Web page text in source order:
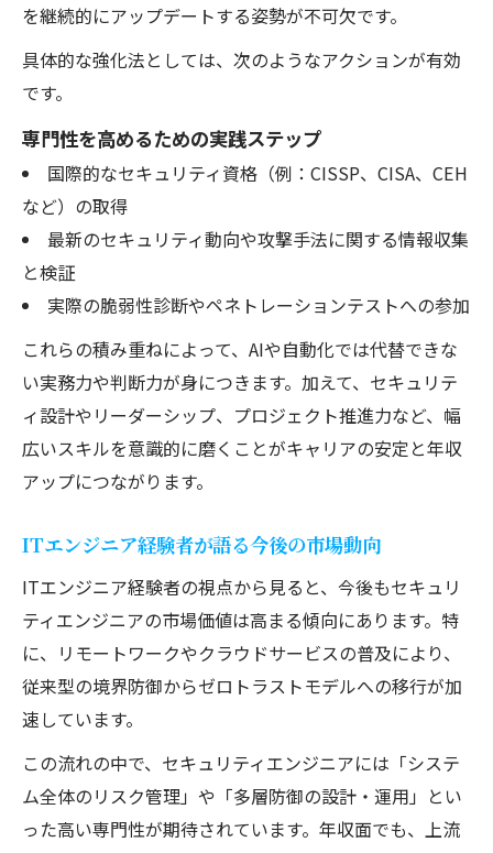
を継続的にアップデートする姿勢が不可欠です。
具体的な強化法としては、次のようなアクションが有効
です。
専門性を高めるための実践ステップ
国際的なセキュリティ資格（例：CISSP、CISA、CEH
など）の取得
最新のセキュリティ動向や攻撃手法に関する情報収集
と検証
実際の脆弱性診断やペネトレーションテストへの参加
これらの積み重ねによって、AIや自動化では代替できな
い実務力や判断力が身につきます。加えて、セキュリテ
ィ設計やリーダーシップ、プロジェクト推進力など、幅
広いスキルを意識的に磨くことがキャリアの安定と年収
アップにつながります。
ITエンジニア経験者が語る今後の市場動向
ITエンジニア経験者の視点から見ると、今後もセキュリ
ティエンジニアの市場価値は高まる傾向にあります。特
に、リモートワークやクラウドサービスの普及により、
従来型の境界防御からゼロトラストモデルへの移行が加
速しています。
この流れの中で、セキュリティエンジニアには「システ
ム全体のリスク管理」や「多層防御の設計・運用」とい
った高い専門性が期待されています。年収面でも、上流